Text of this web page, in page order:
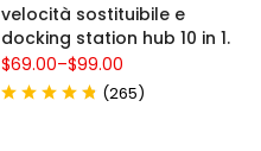
velocità sostituibile e
docking station hub 10 in 1.
$69.00–$99.00
(265)